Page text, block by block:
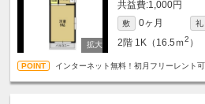
1,000円
敷 0ヶ月 礼
2階 1K（16.5ｍ2 ）
インターネット無料！初月フリーレント可